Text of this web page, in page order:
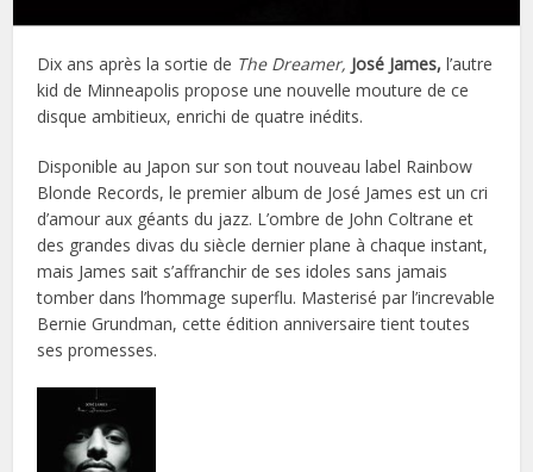
Dix ans après la sortie de The Dreamer, José James, l’autre
kid de Minneapolis propose une nouvelle mouture de ce
disque ambitieux, enrichi de quatre inédits.
Disponible au Japon sur son tout nouveau label Rainbow
Blonde Records, le premier album de José James est un cri
d’amour aux géants du jazz. L’ombre de John Coltrane et
des grandes divas du siècle dernier plane à chaque instant,
mais James sait s’affranchir de ses idoles sans jamais
tomber dans l’hommage superflu. Masterisé par l’increvable
Bernie Grundman, cette édition anniversaire tient toutes
ses promesses.